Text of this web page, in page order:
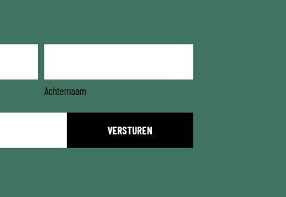
Achternaam